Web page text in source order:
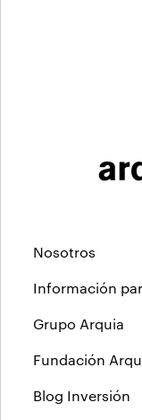
Nosotros
Información
Grupo Arquia
Fundación
Blog Inversión